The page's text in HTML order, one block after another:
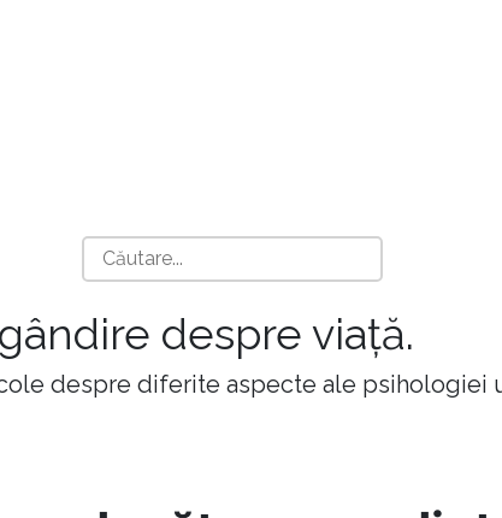
despre viață.
despre diferite aspecte ale psihologiei